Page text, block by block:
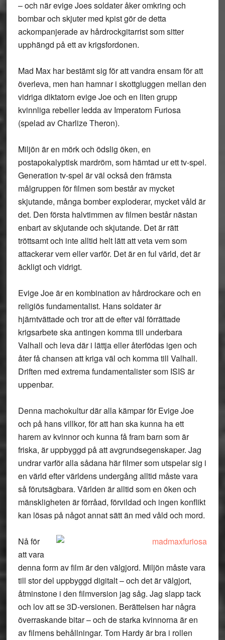
– och när evige Joes soldater åker omkring och
bombar och skjuter med kpist gör de detta
ackompanjerade av hårdrockgitarrist som sitter
upphängd på ett av krigsfordonen.
Mad Max har bestämt sig för att vandra ensam för att
överleva, men han hamnar i skottgluggen mellan den
vidriga diktatorn evige Joe och en liten grupp
kvinnliga rebeller ledda av Imperatorn Furiosa
(spelad av Charlize Theron).
Miljön är en mörk och ödslig öken, en
postapokalyptisk mardröm, som hämtad ur ett tv-spel.
Generation tv-spel är väl också den främsta
målgruppen för filmen som består av mycket
skjutande, många bomber exploderar, mycket våld är
det. Den första halvtimmen av filmen består nästan
enbart av skjutande och skjutande. Det är rätt
tröttsamt och inte alltid helt lätt att veta vem som
attackerar vem eller varför. Det är en ful värld, det är
äckligt och vidrigt.
Evige Joe är en kombination av hårdrockare och en
religiös fundamentalist. Hans soldater är
hjärntvättade och tror att de efter väl förrättade
krigsarbete ska antingen komma till underbara
Valhall och leva där i lättja eller återfödas igen och
åter få chansen att kriga väl och komma till Valhall.
Driften med extrema fundamentalister som ISIS är
uppenbar.
Denna machokultur där alla kämpar för Evige Joe
och på hans villkor, för att han ska kunna ha ett
harem av kvinnor och kunna få fram barn som är
friska, är uppbyggd på att avgrundsegenskaper. Jag
undrar varför alla sådana här filmer som utspelar sig i
en värld efter världens undergång alltid måste vara
så förutsägbara. Världen är alltid som en öken och
mänskligheten är förråad, förvildad och ingen konflikt
kan lösas på något annat sätt än med våld och mord.
Nå för
att vara
denna form av film är den välgjord. Miljön måste vara
till stor del uppbyggd digitalt – och det är välgjort,
åtminstone i den filmversion jag såg. Jag slapp tack
och lov att se 3D-versionen. Berättelsen har några
överraskande bitar – och de starka kvinnorna är en
av filmens behållningar. Tom Hardy är bra i rollen